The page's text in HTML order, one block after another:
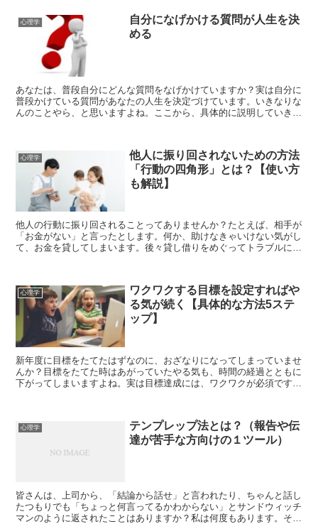
心理学
自分になげかける質問が人生を決
める
あなたは、普段自分にどんな質問をなげかけていますか？実は自分に
普段かけている質問があなたの人生を決定づけています。いきなりな
んのことやら、と思いますよね。ここから、具体的に説明していきま
心理学
他人に振り回されないための方法
「行動の四角形」とは？【使い方
も解説】
他人の行動に振り回されることってありませんか？たとえば、相手が
「お金がない」と言ったとします。何か、助けなきゃいけない気がし
て、お金を貸してしまいます。後々貸し借りをめぐってトラブルにな
心理学
ワクワクする目標を設定すればや
る気が続く【具体的な方法5ステ
ップ】
新年度に目標をたてたはずなのに、おざなりになってしまっていませ
んか？目標をたてた時はあがっていたやる気も、時間の経過とともに
下がってしまいますよね。実は目標達成には、ワクワクが必須です。
心理学
テンプレップ法とは？（報告や伝
達が苦手な方向けの１ツール）
皆さんは、上司から、「結論から話せ」と言われたり、ちゃんと話し
たつもりでも「ちょっと何言ってるかわからない」とサンドウィッチ
マンのように返されたことはありますか？私は何度もあります。そん